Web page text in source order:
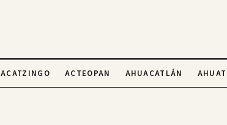
ACATZINGO ACTEOPAN AHUACATLÁN